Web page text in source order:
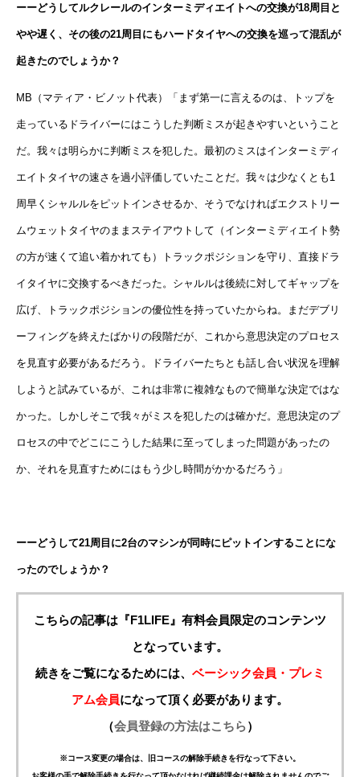
ーーどうしてルクレールのインターミディエイトへの交換が18周目と
やや遅く、その後の21周目にもハードタイヤへの交換を巡って混乱が
起きたのでしょうか？
MB（マティア・ビノット代表）「まず第一に言えるのは、トップを
走っているドライバーにはこうした判断ミスが起きやすいということ
だ。我々は明らかに判断ミスを犯した。最初のミスはインターミディ
エイトタイヤの速さを過小評価していたことだ。我々は少なくとも1
周早くシャルルをピットインさせるか、そうでなければエクストリー
ムウェットタイヤのままステイアウトして（インターミディエイト勢
の方が速くて追い着かれても）トラックポジションを守り、直接ドラ
イタイヤに交換するべきだった。シャルルは後続に対してギャップを
広げ、トラックポジションの優位性を持っていたからね。まだデブリ
ーフィングを終えたばかりの段階だが、これから意思決定のプロセス
を見直す必要があるだろう。ドライバーたちとも話し合い状況を理解
しようと試みているが、これは非常に複雑なもので簡単な決定ではな
かった。しかしそこで我々がミスを犯したのは確かだ。意思決定のプ
ロセスの中でどこにこうした結果に至ってしまった問題があったの
か、それを見直すためにはもう少し時間がかかるだろう」
ーーどうして21周目に2台のマシンが同時にピットインすることにな
ったのでしょうか？
こちらの記事は『F1LIFE』有料会員限定のコンテンツ
となっています。
続きをご覧になるためには、 ベーシック会員・プレミ
アム会員になって頂く必要があります。
（会員登録の方法はこちら）
※コース変更の場合は、旧コースの解除手続きを行なって下さい。